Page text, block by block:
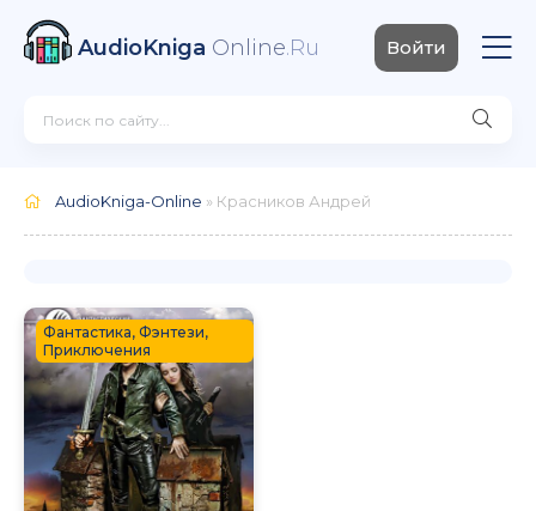
AudioKniga Online.Ru Войти
AudioKniga-Online » Красников Андрей
Фантастика, Фэнтези,
Приключения